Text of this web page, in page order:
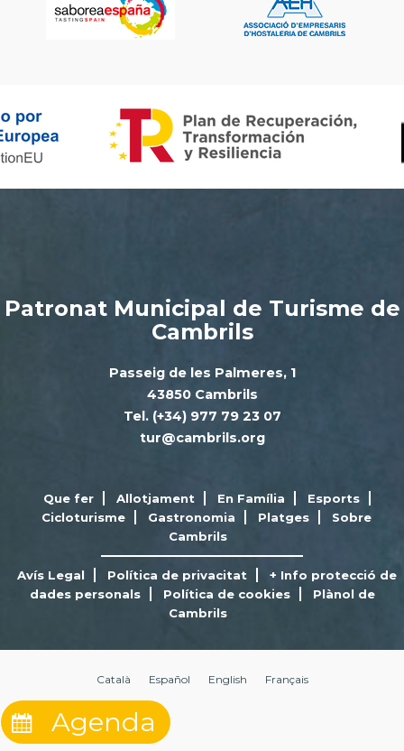
Patronat Municipal de Turisme de
Cambrils
Passeig de les Palmeres, 1
43850 Cambrils
Tel. (+34) 977 79 23 07
tur@cambrils.org
Que fer Allotjament En Família
Esports
Cicloturisme
Gastronomia Platges
Sobre
Cambrils
Avís Legal Política de privacitat
+ Info protecció de
dades personals
Política de cookies
Plànol de
Cambrils
Català Español English Français